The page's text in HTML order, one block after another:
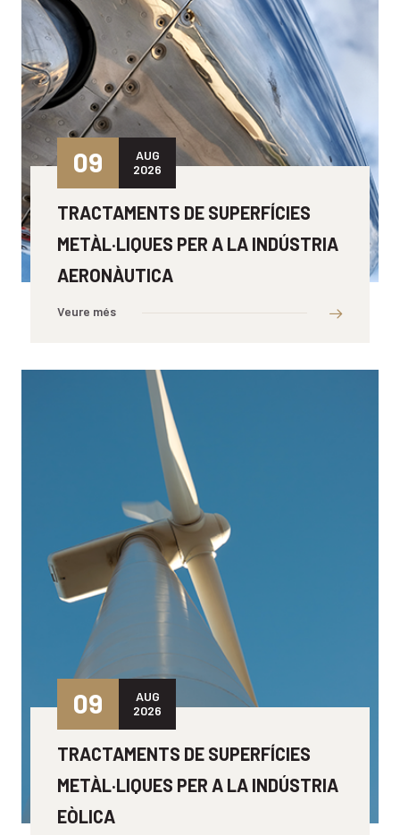
09
AUG
2026
TRACTAMENTS DE SUPERFÍCIES
METÀL·LIQUES PER A LA INDÚSTRIA
AERONÀUTICA
Veure més
09
AUG
2026
TRACTAMENTS DE SUPERFÍCIES
METÀL·LIQUES PER A LA INDÚSTRIA
EÒLICA